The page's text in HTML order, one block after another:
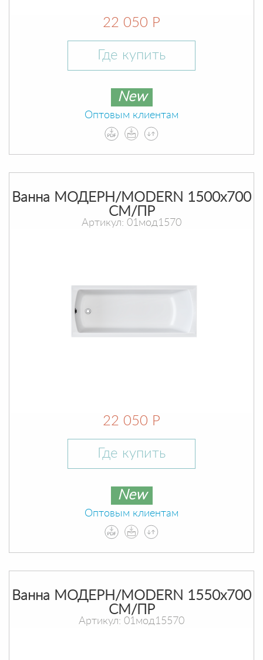
22 050 Р
Где купить
New
Оптовым клиентам
Ванна МОДЕРН/MODERN 1500х700
СМ/ПР
Артикул: 01мод1570
22 050 Р
Где купить
New
Оптовым клиентам
Ванна МОДЕРН/MODERN 1550х700
СМ/ПР
Артикул: 01мод15570